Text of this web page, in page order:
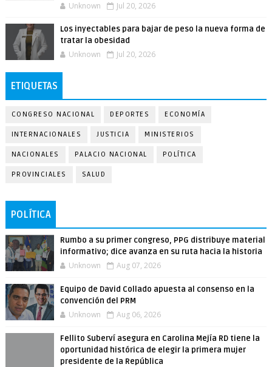
Unknown Jul 20, 2026
Los inyectables para bajar de peso la nueva forma de
tratar la obesidad
Unknown Jul 20, 2026
ETIQUETAS
CONGRESO NACIONAL DEPORTES ECONOMÍA
INTERNACIONALES JUSTICIA MINISTERIOS
NACIONALES PALACIO NACIONAL POLÍTICA
PROVINCIALES SALUD
POLÍTICA
Rumbo a su primer congreso, PPG distribuye material
informativo; dice avanza en su ruta hacia la historia
Unknown Aug 07, 2026
Equipo de David Collado apuesta al consenso en la
convención del PRM
Unknown Aug 06, 2026
Fellito Suberví asegura en Carolina Mejía RD tiene la
oportunidad histórica de elegir la primera mujer
presidente de la República